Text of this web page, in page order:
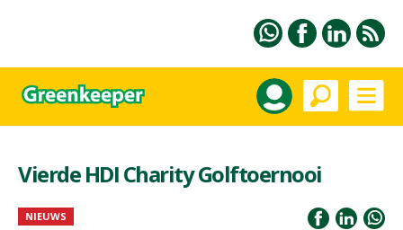
Vierde HDI Charity Golftoernooi
NIEUWS